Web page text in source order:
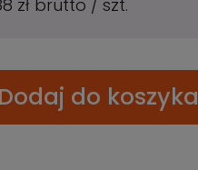
zł brutto /szt.
Dodaj do koszyka